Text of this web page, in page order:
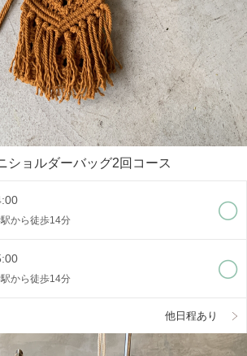
ョルダーバッグ2回コース
から徒歩14分
から徒歩14分
他日程あり